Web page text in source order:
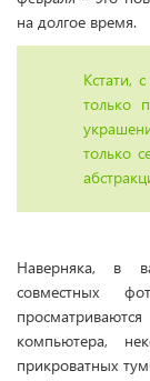
на долгое время.
Кстати,
только
только
Наверняка, в
совместных
компьютера,
прикроватных